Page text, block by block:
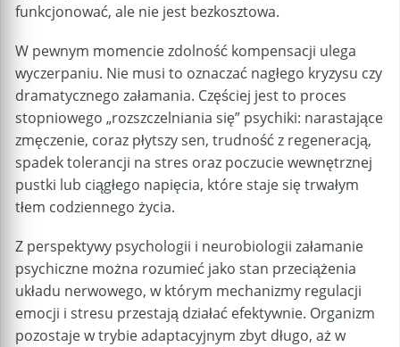
funkcjonować, ale nie jest bezkosztowa.
W pewnym momencie zdolność kompensacji ulega
wyczerpaniu. Nie musi to oznaczać nagłego kryzysu czy
dramatycznego załamania. Częściej jest to proces
stopniowego „rozszczelniania się” psychiki: narastające
zmęczenie, coraz płytszy sen, trudność z regeneracją,
spadek tolerancji na stres oraz poczucie wewnętrznej
pustki lub ciągłego napięcia, które staje się trwałym
tłem codziennego życia.
Z perspektywy psychologii i neurobiologii załamanie
psychiczne można rozumieć jako stan przeciążenia
układu nerwowego, w którym mechanizmy regulacji
emocji i stresu przestają działać efektywnie. Organizm
pozostaje w trybie adaptacyjnym zbyt długo, aż w